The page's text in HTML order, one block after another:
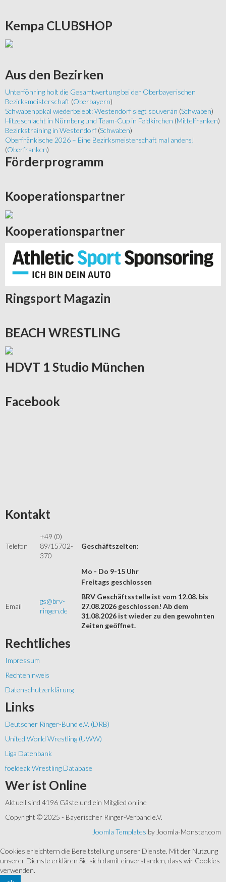
Kempa CLUBSHOP
Aus den Bezirken
Unterföhring holt die Gesamtwertung bei der Oberbayerischen
Bezirksmeisterschaft (Oberbayern)
Schwabenpokal wiederbelebt: Westendorf siegt souverän (Schwaben)
Hitzeschlacht in Nürnberg und Team-Cup in Feldkirchen (Mittelfranken)
Bezirkstraining in Westendorf (Schwaben)
Oberfränkische 2026 – Eine Bezirksmeisterschaft mal anders!
(Oberfranken)
Förderprogramm
Kooperationspartner
Kooperationspartner
Ringsport Magazin
BEACH WRESTLING
HDVT 1 Studio München
Facebook
Kontakt
Telefon
+49 (0)
89/15702-
370
Geschäftszeiten:
Mo - Do 9-15 Uhr
Email
gs@brv-
ringen.de
Freitags geschlossen
BRV Geschäftsstelle ist vom 12.08. bis
27.08.2026 geschlossen! Ab dem
31.08.2026 ist wieder zu den gewohnten
Zeiten geöffnet.
Rechtliches
Impressum
Rechtehinweis
Datenschutzerklärung
Links
Deutscher Ringer-Bund e.V. (DRB)
United World Wrestling (UWW)
Liga Datenbank
foeldeak Wrestling Database
Wer ist Online
Aktuell sind 4196 Gäste und ein Mitglied online
Copyright © 2025 - Bayerischer Ringer-Verband e.V.
Joomla Templates by Joomla-Monster.com
Cookies erleichtern die Bereitstellung unserer Dienste. Mit der Nutzung
unserer Dienste erklären Sie sich damit einverstanden, dass wir Cookies
verwenden.